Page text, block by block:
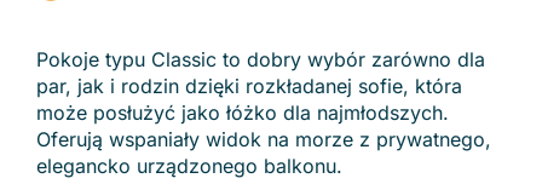
Pokoje typu Classic to dobry wybór zarówno dla
par, jak i rodzin dzięki rozkładanej sofie, która
może posłużyć jako łóżko dla najmłodszych.
Oferują wspaniały widok na morze z prywatnego,
elegancko urządzonego balkonu.